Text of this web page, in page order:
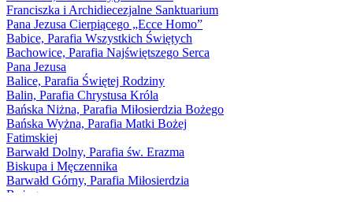
1969
1970
1971
1972
1973
1974
1975
1976
1977
1978
1979
1980
1981
Franciszka i Archidiecezjalne Sanktuarium
Pana Jezusa Cierpiącego „Ecce Homo”
Babice, Parafia Wszystkich Świętych
Bachowice, Parafia Najświętszego Serca
Pana Jezusa
Balice, Parafia Świętej Rodziny
Balin, Parafia Chrystusa Króla
Bańska Niżna, Parafia Miłosierdzia Bożego
Bańska Wyżna, Parafia Matki Bożej
Fatimskiej
Barwałd Dolny, Parafia św. Erazma
Biskupa i Męczennika
Barwałd Górny, Parafia Miłosierdzia
Bożego